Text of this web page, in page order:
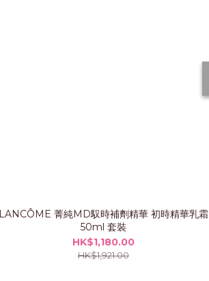
LANCÔME 菁純MD馭時補劑精華 初時精華乳霜
50ml 套裝
HK$1,180.00
HK$1,921.00